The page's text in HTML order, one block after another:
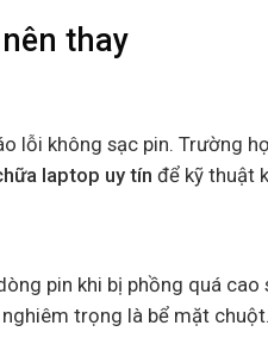
nên thay
lỗi không sạc pin. Trường
laptop uy tín để kỹ thuật
pin khi bị phồng quá
trọng là bể mặt chuột.